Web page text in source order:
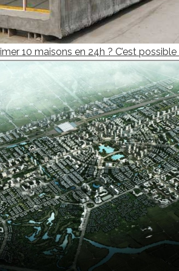
10 maisons en 24h ? C’est possible